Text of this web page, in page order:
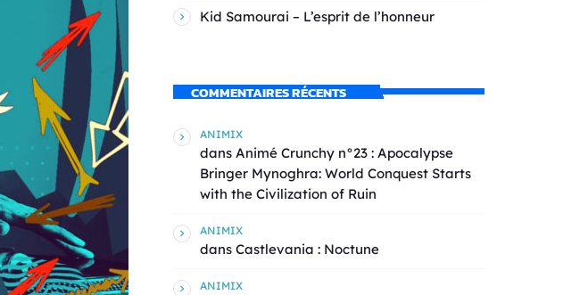
Kid Samourai – L’esprit de l’honneur
COMMENTAIRES RÉCENTS
ANIMIX
dans Animé Crunchy n°23 : Apocalypse
Bringer Mynoghra: World Conquest Starts
with the Civilization of Ruin
ANIMIX
dans Castlevania : Noctune
ANIMIX